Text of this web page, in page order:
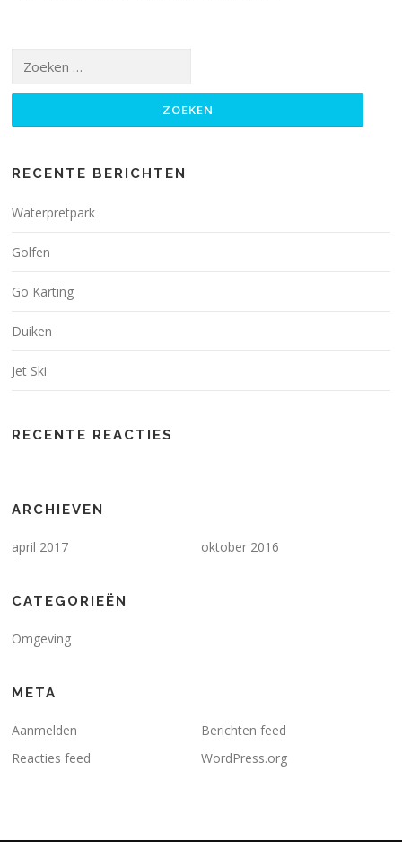
naar:
RECENTE BERICHTEN
Waterpretpark
Golfen
Go Karting
Duiken
Jet Ski
RECENTE REACTIES
ARCHIEVEN
april 2017 oktober 2016
CATEGORIEËN
Omgeving
META
Aanmelden
Berichten feed
Reacties feed
WordPress.org